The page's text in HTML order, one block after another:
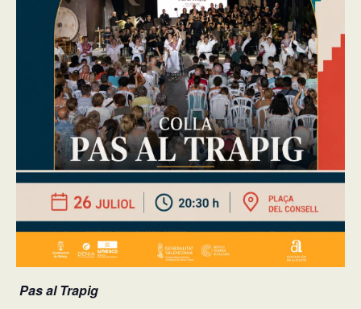
Pas al Trapig